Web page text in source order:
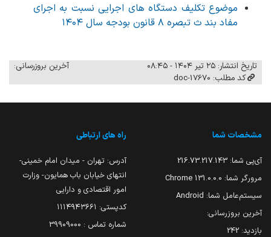
موضوع تکلیف دستگاه های اجرایی نسبت به اجرای
مفاد بند ث تبصره ۸ قانون بودجه سال ۱۴۰۴
تاریخ انتشار: ۲۵ تیر ۱۴۰۴ - ۰۸:۴۵
آخرین بروزرسانی:
کد مطلب: 17670-doc
مشخصات شما
آی‌پی شما: 216.73.217.143
مرورگر شما: 131.0.0.0 Chrome
سیستم‌عامل شما: Android
آخرین بروزرسانی:
بازدید: 242
راه های ارتباطی
آدرس: تهران - میدان امام خمینی-
انتهای خیابان باب همایون- وزارت
امور اقتصادی و دارایی
کدپستی: ۱۱۱۴۹۴۳۶۶۱
شماره تماس : 39909000